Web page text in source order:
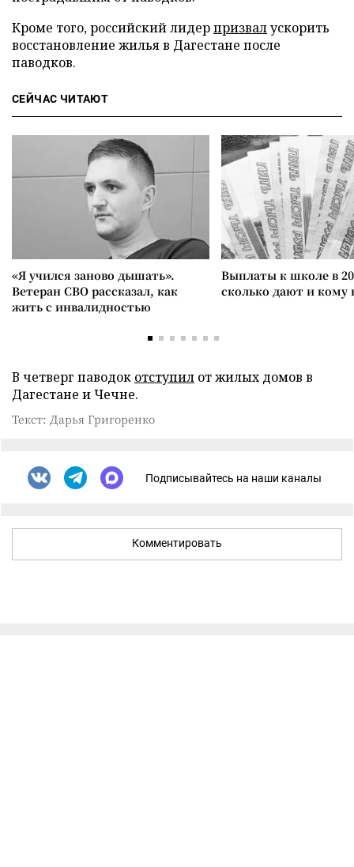
Кроме того, российский лидерпризвалускорить
восстановление жилья в Дагестане после
паводков.
СЕЙЧАС ЧИТАЮТ
«Я учился заново дышать».
Ветеран СВО рассказал, как
жить с инвалидностью
Выплаты к школе в
сколько дают и
В четверг паводок отступил от жилых домов в
Дагестане и Чечне.
Текст: Дарья Григоренко
Подписывайтесь на наши каналы
Комментировать